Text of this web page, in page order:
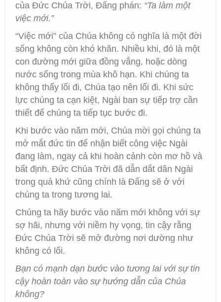
của Đức Chúa Trời, Đấng phán: “Ta làm một
việc mới.”
“Việc mới” của Chúa không có nghĩa là một đời
sống không còn khó khăn. Nhiều khi, đó là một
con đường mới giữa đồng vắng, hoặc dòng
nước sống trong mùa khô hạn. Khi chúng ta
không thấy lối đi, Chúa tạo nên lối đi. Khi sức
lực chúng ta cạn kiệt, Ngài ban sự tiếp trợ cần
thiết để chúng ta tiếp tục bước đi.
Khi bước vào năm mới, Chúa mời gọi chúng ta
mở mắt đức tin để nhận biết công việc Ngài
đang làm, ngay cả khi hoàn cảnh còn mơ hồ và
bất định. Đức Chúa Trời đã dẫn dắt dân Ngài
trong quá khứ cũng chính là Đấng sẽ ở với
chúng ta trong tương lai.
Chúng ta hãy bước vào năm mới không với sự
sợ hãi, nhưng với niềm hy vọng, tin cậy rằng
Đức Chúa Trời sẽ mở đường nơi dường như
không có lối.
Bạn có mạnh dạn bước vào tương lai với sự tin
cậy hoàn toàn vào sự hướng dẫn của Chúa
không?